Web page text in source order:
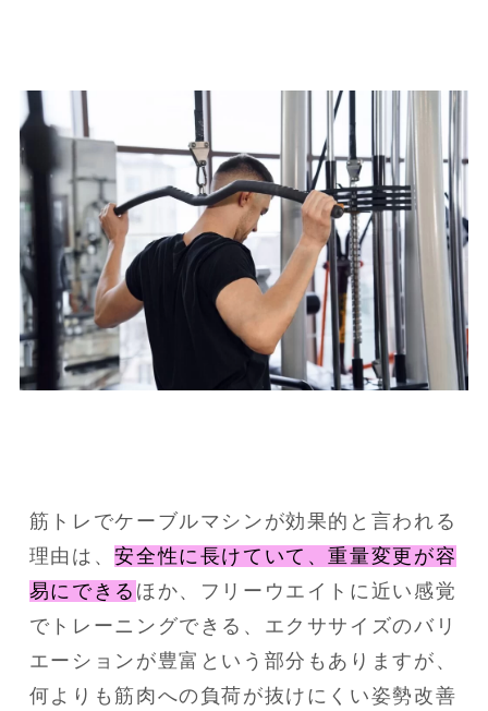
筋トレでケーブルマシンが効果的と言われる
理由は、安全性に長けていて、重量変更が容
易にできる ほか、フリーウエイトに近い感覚
でトレーニングできる、エクササイズのバリ
エーションが豊富という部分もありますが、
何よりも筋肉への負荷が抜けにくい姿勢改善